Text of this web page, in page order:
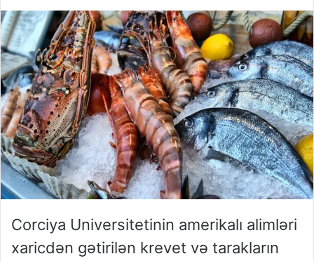
Corciya Universitetinin amerikalı alimləri
xaricdən gətirilən krevet və tarakların